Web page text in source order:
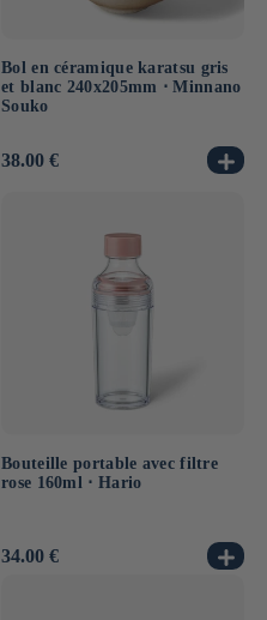
Bol en céramique karatsu gris
et blanc 240x205mm ⋅ Minnano
Souko
Prix
38.00 €
Bouteille portable avec filtre
rose 160ml ⋅ Hario
Prix
34.00 €